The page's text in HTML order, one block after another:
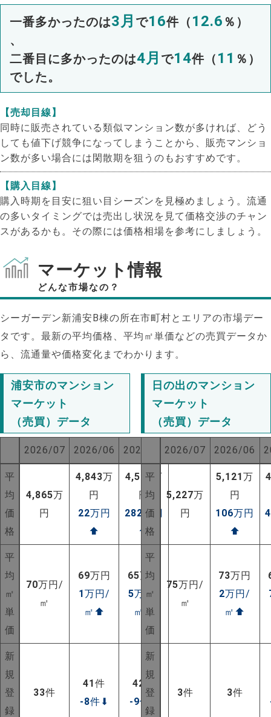
一番多かったのは3月 で16件（ 12.6 ％）
、
二番目に多かったのは4月 で14件（ 11 ％）
でした。
【売却目線】
同時に販売されている類似マンション数が多ければ、どう
しても値下げ競争になってしまうことから、販売マンショ
ン数が多い場合には閑散期を狙うのもおすすめです。
【購入目線】
購入時期を目安に狙い目シーズンを見極めましょう。流通
の多いタイミングでは売出し状況を見て価格交渉のチャン
スがあるかも。その際には価格相場を参考にしましょう。
マーケット情報
どんな市場なの？
シーガーデン新浦安B棟の所在市町村とエリアの市場デー
タです。最新の平均価格、平均㎡単価などの売買データか
ら、流通量や価格変化までわかります。
浦安市のマンション
マーケット
（売買）データ
2026/07 2026/06 2025/07
平
均
価
格
4,865万
円
4,843万
円
22万円
⬆
4,583万
円
282 万円
⬆
平
均
㎡
単
価
70万円/
㎡
69万円
1万円/
㎡ ⬆
65万円
5万円/
㎡ ⬆
新
規
登
録
33件
41件
-8件 ⬇
42
件
-9件
日の出のマンション
マーケット
（売買）データ
2026/07 2026/06
平
均
価
格
5,227万
円
5,121万
円
106万円
⬆
平
均
㎡
単
価
75万円/
㎡
73万円
2万円/
㎡ ⬆
新
規
登
録
3件 3件